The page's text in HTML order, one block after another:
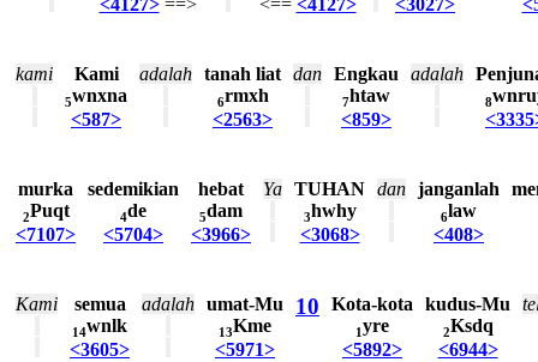
<4127>==>
<== <4127>
<3027>
kami Kami
5wnxna
<587>
adalah tanah liat
6rmxh
<2563>
dan Engkau
7htaw
<859>
adalah
8
murka
2Puqt
<7107>
sedemikian
4de
<5704>
hebat
5dam
<3966>
Ya TUHAN
3hwhy
<3068>
dan janganlah
6law
<408>
Kami semua
14wnlk
<3605>
adalah umat-Mu
13Kme
<5971>
10 Kota-kota
1yre
<5892>
kudus-Mu
2Ksdq
<6944>